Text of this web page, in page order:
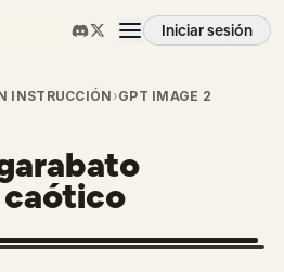
Iniciar sesión
INSTRUCCIÓN ›GPT IMAGE 2